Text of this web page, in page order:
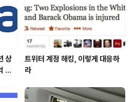
이 완료되면 “!..
상
원,
트위터 계정 해킹, 이렇게 대응하
라